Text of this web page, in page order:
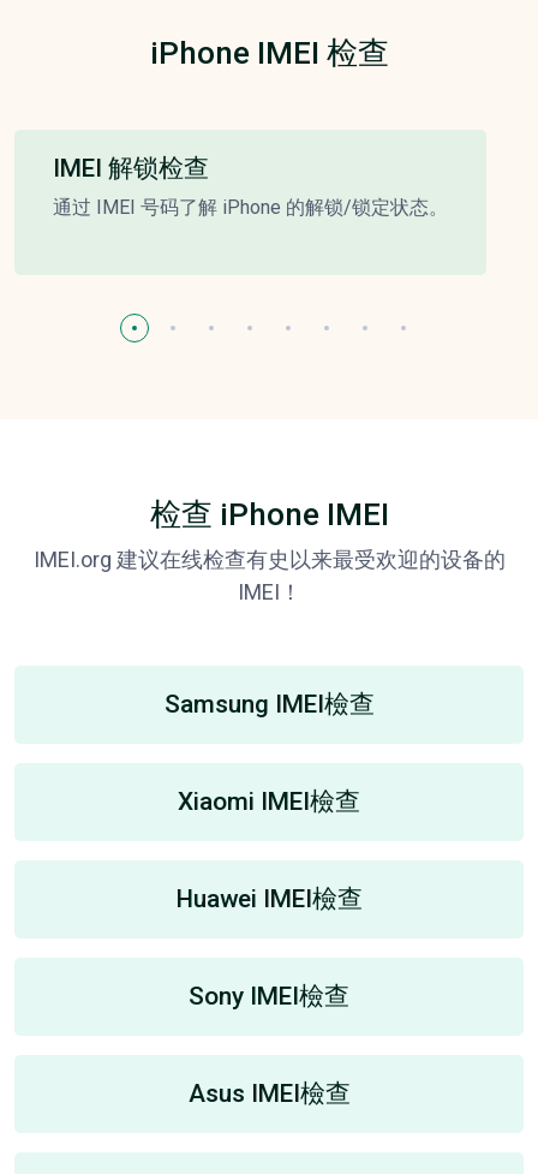
iPhone IMEI 检查
IMEI 解锁检查
通过 IMEI 号码了解 iPhone 的解锁/锁定状态。
检查 iPhone IMEI
IMEI.org 建议在线检查有史以来最受欢迎的设备的
IMEI！
Samsung IMEI檢查
Xiaomi IMEI檢查
Huawei IMEI檢查
Sony IMEI檢查
Asus IMEI檢查